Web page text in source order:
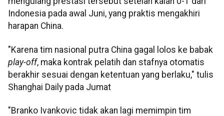
Indonesia pada awal Juni, yang praktis mengakhiri
harapan China.
"Karena tim nasional putra China gagal lolos ke babak
play-off, maka kontrak pelatih dan stafnya otomatis
berakhir sesuai dengan ketentuan yang berlaku," tulis
Shanghai Daily pada Jumat
"Branko Ivankovic tidak akan lagi memimpin tim